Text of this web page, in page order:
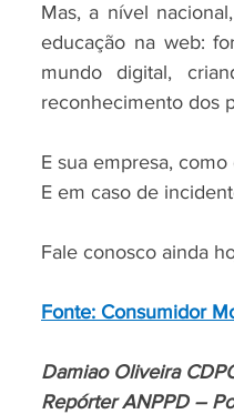
Mas, a nível
educação na web:
mundo digital,
reconhecimento dos
E sua empresa,
E em caso de
Fale conosco ainda
Fonte: Consumidor
Damiao Oliveira
Repórter ANPPD –